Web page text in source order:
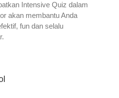
Intensive Quiz dalam
akan membantu Anda
fun dan selalu